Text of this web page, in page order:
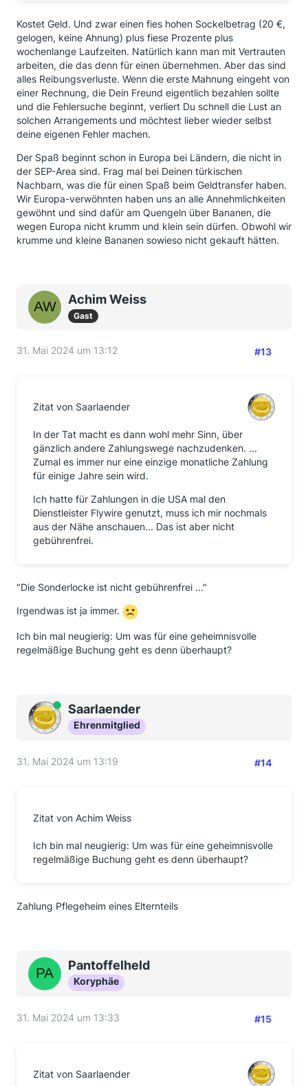
Kostet Geld. Und zwar einen fies hohen Sockelbetrag (20 €,
gelogen, keine Ahnung) plus fiese Prozente plus
wochenlange Laufzeiten. Natürlich kann man mit Vertrauten
arbeiten, die das denn für einen übernehmen. Aber das sind
alles Reibungsverluste. Wenn die erste Mahnung eingeht von
einer Rechnung, die Dein Freund eigentlich bezahlen sollte
und die Fehlersuche beginnt, verliert Du schnell die Lust an
solchen Arrangements und möchtest lieber wieder selbst
deine eigenen Fehler machen.
Der Spaß beginnt schon in Europa bei Ländern, die nicht in
der SEP-Area sind. Frag mal bei Deinen türkischen
Nachbarn, was die für einen Spaß beim Geldtransfer haben.
Wir Europa-verwöhnten haben uns an alle Annehmlichkeiten
gewöhnt und sind dafür am Quengeln über Bananen, die
wegen Europa nicht krumm und klein sein dürfen. Obwohl wir
krumme und kleine Bananen sowieso nicht gekauft hätten.
Achim Weiss
Gast
31. Mai 2024 um 13:12 #13
Zitat von Saarlaender
In der Tat macht es dann wohl mehr Sinn, über
gänzlich andere Zahlungswege nachzudenken. ...
Zumal es immer nur eine einzige monatliche Zahlung
für einige Jahre sein wird.
Ich hatte für Zahlungen in die USA mal den
Dienstleister Flywire genutzt, muss ich mir nochmals
aus der Nähe anschauen... Das ist aber nicht
gebührenfrei.
"Die Sonderlocke ist nicht gebührenfrei ..."
Irgendwas ist ja immer.
Ich bin mal neugierig: Um was für eine geheimnisvolle
regelmäßige Buchung geht es denn überhaupt?
OnlineSaarlaender
Ehrenmitglied
31. Mai 2024 um 13:19 #14
Zitat von Achim Weiss
Ich bin mal neugierig: Um was für eine geheimnisvolle
regelmäßige Buchung geht es denn überhaupt?
Zahlung Pflegeheim eines Elternteils
Pantoffelheld
Koryphäe
31. Mai 2024 um 13:33 #15
Zitat von Saarlaender